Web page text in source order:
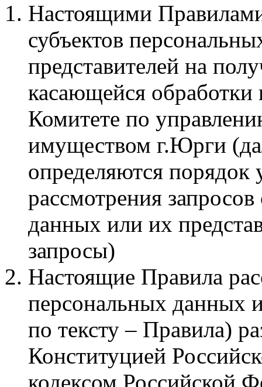
Настоящими
субъектов
представителей на
касающейся
Комитете по
имуществом г.Юрги
определяются порядок
рассмотрения
данных или их
запросы)
Настоящие Правила
персональных данных
по тексту – Правила)
Конституцией